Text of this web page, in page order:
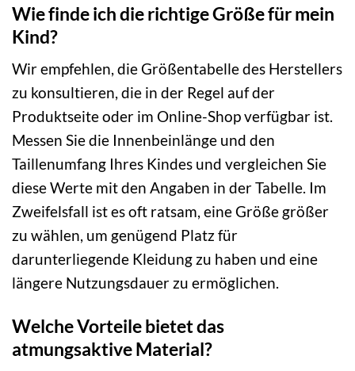
Wie finde ich die richtige Größe für mein
Kind?
Wir empfehlen, die Größentabelle des Herstellers
zu konsultieren, die in der Regel auf der
Produktseite oder im Online-Shop verfügbar ist.
Messen Sie die Innenbeinlänge und den
Taillenumfang Ihres Kindes und vergleichen Sie
diese Werte mit den Angaben in der Tabelle. Im
Zweifelsfall ist es oft ratsam, eine Größe größer
zu wählen, um genügend Platz für
darunterliegende Kleidung zu haben und eine
längere Nutzungsdauer zu ermöglichen.
Welche Vorteile bietet das
atmungsaktive Material?